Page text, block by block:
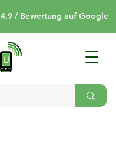
4.9 / Bewertung auf Google